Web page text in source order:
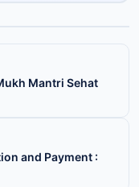
Mukh Mantri Sehat
and Payment :